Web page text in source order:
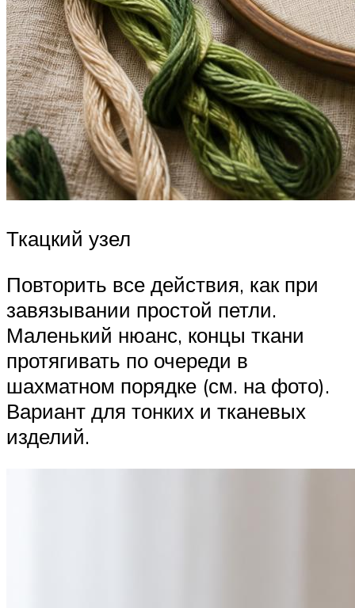
Ткацкий узел
Повторить все действия, как при
завязывании простой петли.
Маленький нюанс, концы ткани
протягивать по очереди в
шахматном порядке (см. на фото).
Вариант для тонких и тканевых
изделий.